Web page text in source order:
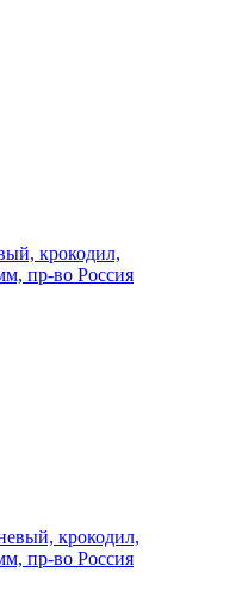
крокодил,
пр-во Россия
крокодил,
пр-во Россия